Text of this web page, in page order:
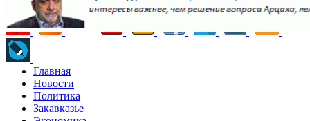
Главная
Новости
Политика
Закавказье